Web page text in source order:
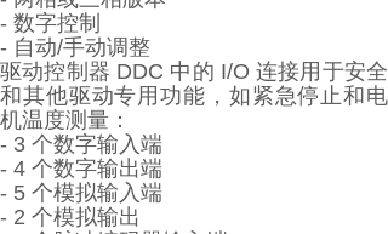
- 数字控制
- 自动/手动调整
驱动控制器 DDC 中的 I/O 连接用于安全
和其他驱动专用功能，如紧急停止和电
机温度测量：
- 3 个数字输入端
- 4 个数字输出端
- 5 个模拟输入端
- 2 个模拟输出